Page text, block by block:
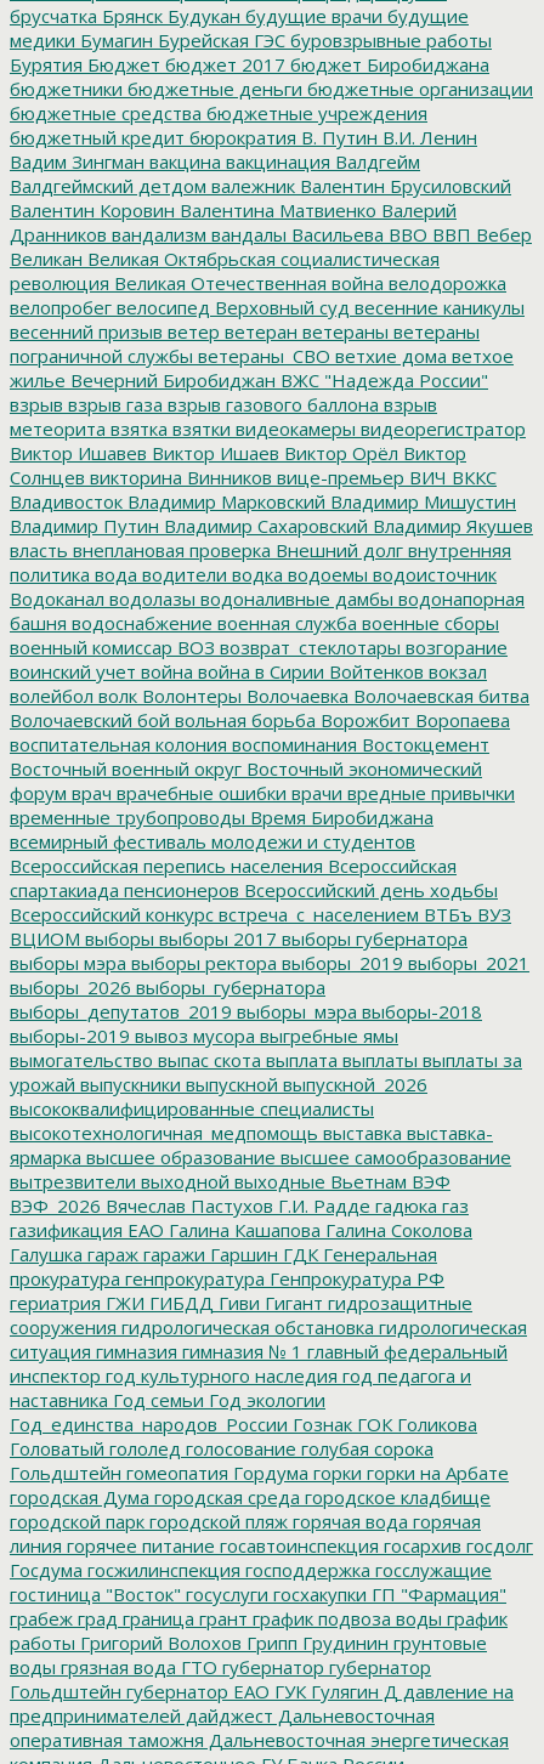
брусчатка Брянск Будукан будущие врачи будущие
медики Бумагин Бурейская ГЭС буровзрывные работы
Бурятия Бюджет бюджет 2017 бюджет Биробиджана
бюджетники бюджетные деньги бюджетные организации
бюджетные средства бюджетные учреждения
бюджетный кредит бюрократия В. Путин В.И. Ленин
Вадим Зингман вакцина вакцинация Валдгейм
Валдгеймский детдом валежник Валентин Брусиловский
Валентин Коровин Валентина Матвиенко Валерий
Дранников вандализм вандалы Васильева ВВО ВВП Вебер
Великан Великая Октябрьская социалистическая
революция Великая Отечественная война велодорожка
велопробег велосипед Верховный суд весенние каникулы
весенний призыв ветер ветеран ветераны ветераны
пограничной службы ветераны_СВО ветхие дома ветхое
жилье Вечерний Биробиджан ВЖС "Надежда России"
взрыв взрыв газа взрыв газового баллона взрыв
метеорита взятка взятки видеокамеры видеорегистратор
Виктор Ишавев Виктор Ишаев Виктор Орёл Виктор
Солнцев викторина Винников вице-премьер ВИЧ ВККС
Владивосток Владимир Марковский Владимир Мишустин
Владимир Путин Владимир Сахаровский Владимир Якушев
власть внеплановая проверка Внешний долг внутренняя
политика вода водители водка водоемы водоисточник
Водоканал водолазы водоналивные дамбы водонапорная
башня водоснабжение военная служба военные сборы
военный комиссар ВОЗ возврат_стеклотары возгорание
воинский учет война война в Сирии Войтенков вокзал
волейбол волк Волонтеры Волочаевка Волочаевская битва
Волочаевский бой вольная борьба Ворожбит Воропаева
воспитательная колония воспоминания Востокцемент
Восточный военный округ Восточный экономический
форум врач врачебные ошибки врачи вредные привычки
временные трубопроводы Время Биробиджана
всемирный фестиваль молодежи и студентов
Всероссийская перепись населения Всероссийская
спартакиада пенсионеров Всероссийский день ходьбы
Всероссийский конкурс встреча_с_населением ВТБъ ВУЗ
ВЦИОМ выборы выборы 2017 выборы губернатора
выборы мэра выборы ректора выборы_2019 выборы_2021
выборы_2026 выборы_губернатора
выборы_депутатов_2019 выборы_мэра выборы-2018
выборы-2019 вывоз мусора выгребные ямы
вымогательство выпас скота выплата выплаты выплаты за
урожай выпускники выпускной выпускной_2026
высококвалифицированные специалисты
высокотехнологичная_медпомощь выставка выставка-
ярмарка высшее образование высшее самообразование
вытрезвители выходной выходные Вьетнам ВЭФ
ВЭФ_2026 Вячеслав Пастухов Г.И. Радде гадюка газ
газификация ЕАО Галина Кашапова Галина Соколова
Галушка гараж гаражи Гаршин ГДКГенеральная
прокуратура генпрокуратура Генпрокуратура РФ
гериатрия ГЖИ ГИБДД Гиви Гигант гидрозащитные
сооружения гидрологическая обстановка гидрологическая
ситуация гимназия гимназия № 1 главный федеральный
инспектор год культурного наследия год педагога и
наставника Год семьи Год экологии
Год_единства_народов_России Гознак ГОКГоликова
Головатый гололед голосование голубая сорока
Гольдштейн гомеопатия Гордума горки горки на Арбате
городская Дума городская среда городское кладбище
городской парк городской пляж горячая вода горячая
линия горячее питание госавтоинспекция госархив госдолг
Госдума госжилинспекция господдержка госслужащие
гостиница "Восток" госуслуги госхакупки ГП "Фармация"
грабеж град граница грант график подвоза воды график
работы Григорий Волохов Грипп Грудинин грунтовые
воды грязная вода ГТО губернатор губернатор
Гольдштейн губернатор ЕАО ГУКГулягин Д давление на
предпринимателей дайджест Дальневосточная
оперативная таможня Дальневосточная энергетическая